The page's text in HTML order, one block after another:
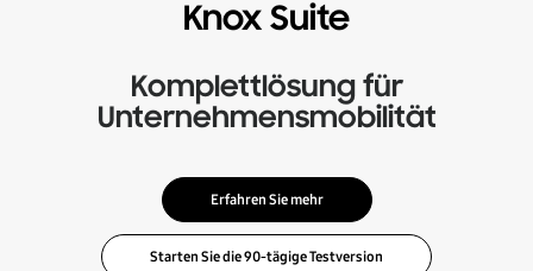
Knox Suite
Komplettlösung für
Unternehmensmobilität
Erfahren Sie mehr